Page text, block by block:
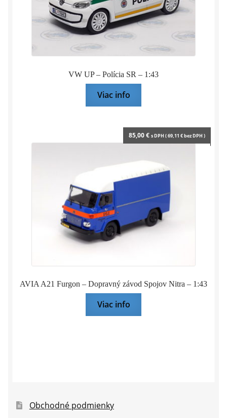
VW UP – Polícia SR – 1:43
Viac info
AVIA A21 Furgon – Dopravný závod Spojov Nitra – 1:43
85,00€ s DPH (69,11 €bez DPH )
Viac info
Obchodné podmienky